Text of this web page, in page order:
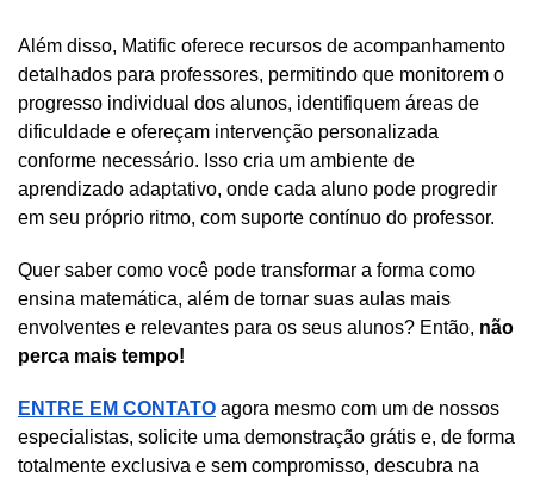
Além disso, Matific oferece recursos de acompanhamento
detalhados para professores, permitindo que monitorem o
progresso individual dos alunos, identifiquem áreas de
dificuldade e ofereçam intervenção personalizada
conforme necessário. Isso cria um ambiente de
aprendizado adaptativo, onde cada aluno pode progredir
em seu próprio ritmo, com suporte contínuo do professor.
Quer saber como você pode transformar a forma como
ensina matemática, além de tornar suas aulas mais
envolventes e relevantes para os seus alunos? Então, não
perca mais tempo!
ENTRE EM CONTATO agora mesmo com um de nossos
especialistas, solicite uma demonstração grátis e, de forma
totalmente exclusiva e sem compromisso, descubra na